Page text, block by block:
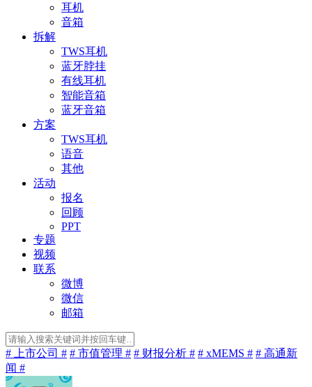
耳机
音箱
拆解
TWS耳机
蓝牙脖挂
有线耳机
智能音箱
蓝牙音箱
方案
TWS耳机
语音
其他
活动
报名
回顾
PPT
专题
视频
联系
微博
微信
邮箱
# 上市公司 # # 市值管理 # # 财报分析 # # xMEMS # # 高通新
闻 #